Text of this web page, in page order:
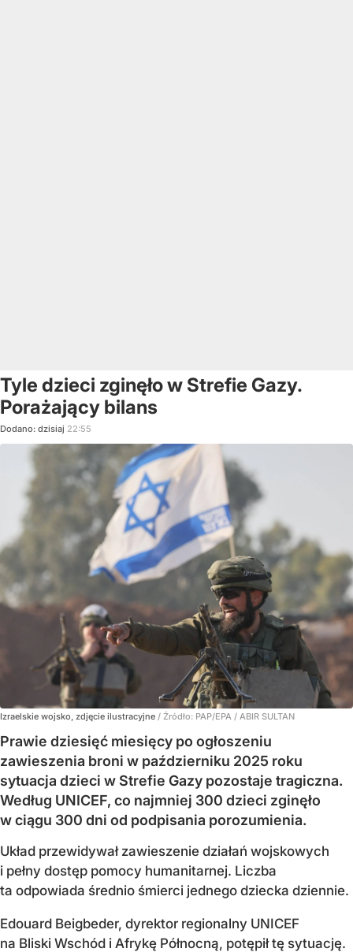
Tyle dzieci zginęło w Strefie Gazy.
Porażający bilans
Dodano: dzisiaj 22:55
Izraelskie wojsko, zdjęcie ilustracyjne / Źródło: PAP/EPA / ABIR SULTAN
Prawie dziesięć miesięcy po ogłoszeniu
zawieszenia broni w październiku 2025 roku
sytuacja dzieci w Strefie Gazy pozostaje tragiczna.
Według UNICEF, co najmniej 300 dzieci zginęło
w ciągu 300 dni od podpisania porozumienia.
Układ przewidywał zawieszenie działań wojskowych
i pełny dostęp pomocy humanitarnej. Liczba
ta odpowiada średnio śmierci jednego dziecka dziennie.
Edouard Beigbeder, dyrektor regionalny UNICEF
na Bliski Wschód i Afrykę Północną, potępił tę sytuację.